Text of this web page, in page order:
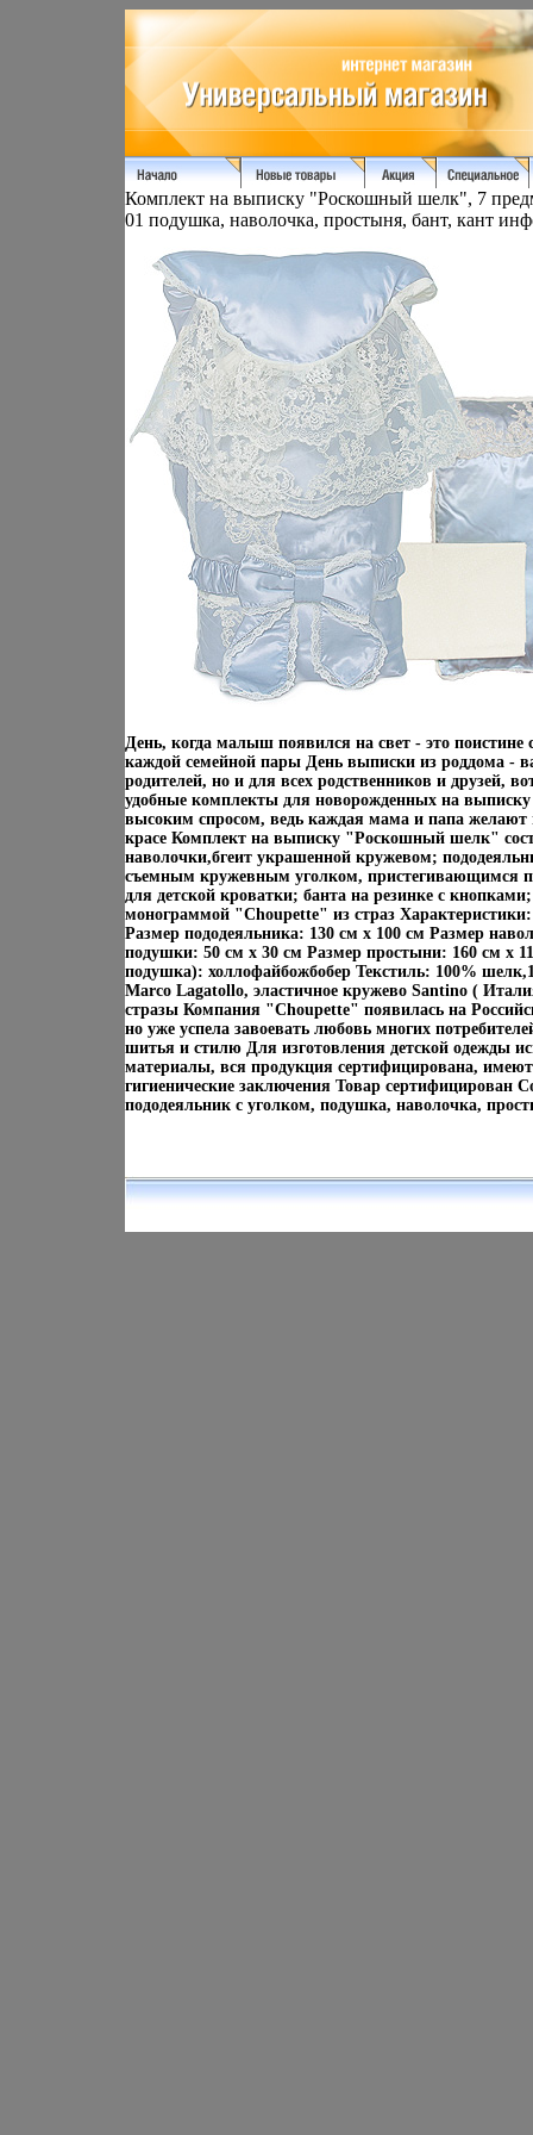
Комплект на выписку "Роскошный шелк", 7
01 подушка, наволочка, простыня, бант, кант
День, когда малыш появился на свет - это
каждой семейной пары День выписки из роддома -
родителей, но и для всех родственников и друзей,
удобные комплекты для новорожденных на выписку
высоким спросом, ведь каждая мама и папа желают
красе Комплект на выписку "Роскошный шелк"
наволочки,бгеит украшенной кружевом;
съемным кружевным уголком, пристегивающимся
для детской кроватки; банта на резинке с
монограммой "Choupette" из страз
Размер пододеяльника: 130 см х 100 см Размер
подушки: 50 см х 30 см Размер простыни: 160 см х
подушка): холлофайбожбобер Текстиль: 100%
Marco Lagatоllo, эластичное кружево Santino (
стразы Компания "Choupette" появилась на
но уже успела завоевать любовь многих
шитья и стилю Для изготовления детской одежды
материалы, вся продукция сертифицирована,
гигиенические заключения Товар сертифицирован
пододеяльник с уголком, подушка, наволочка,